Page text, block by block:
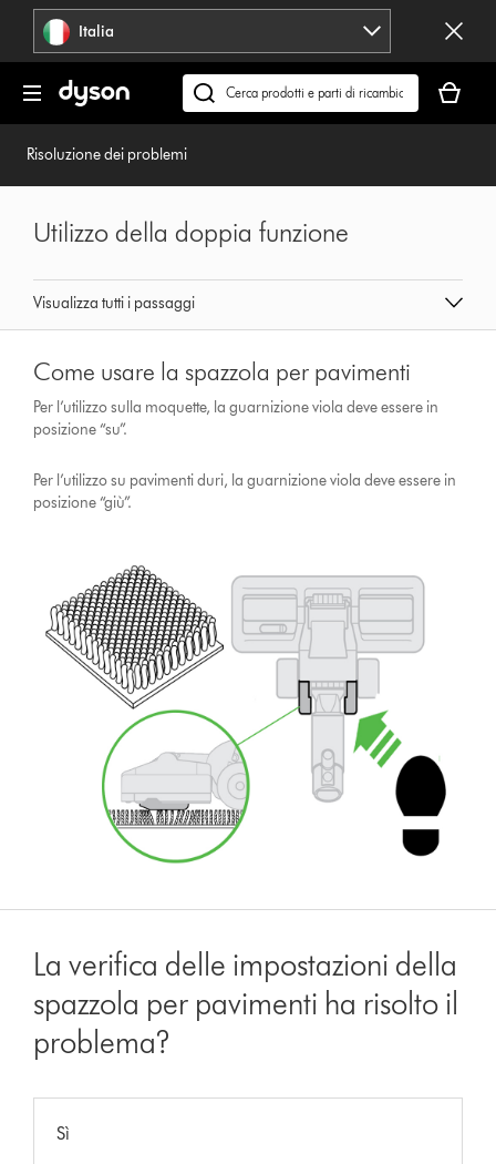
navigazione Italia
Cerca
su
carrello
è
Risoluzione dei problemi
Visualizza tutti i passaggi
Utilizzo della doppia funzione
Come usare la spazzola per pavimenti
Per l’utilizzo sulla moquette, la guarnizione viola deve essere in
posizione “su”.
Per l’utilizzo su pavimenti duri, la guarnizione viola deve essere in
posizione “giù”.
La verifica delle impostazioni della
spazzola per pavimenti ha risolto il
problema?
Sì